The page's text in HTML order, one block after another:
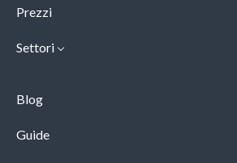
Prezzi
Settori
Blog
Guide